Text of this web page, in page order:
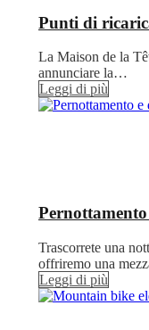
Punti di
La Maison de la
annunciare la…
Leggi di più
Trascorrete una
offriremo una
Leggi di più